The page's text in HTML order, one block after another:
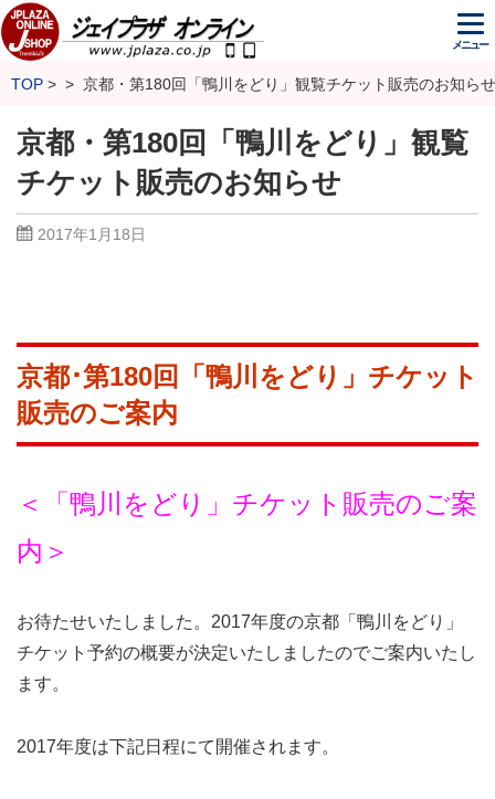
メニュー
TOP 京都・第180回「鴨川をどり」観覧チケット販売のお知らせ
京都・第180回「鴨川をどり」観覧
チケット販売のお知らせ
2017年1月18日
京都･第180回「鴨川をどり」チケット
販売のご案内
＜「鴨川をどり」チケット販売のご案
内＞
お待たせいたしました。2017年度の京都「鴨川をどり」
チケット予約の概要が決定いたしましたのでご案内いたし
ます。
2017年度は下記日程にて開催されます。